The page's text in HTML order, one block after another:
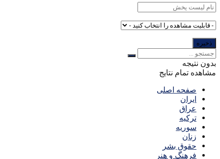
بدون نتیجه
مشاهده تمام نتایج
صفحه اصلی
ایران
عراق
ترکیه
سوریه
زنان
حقوق بشر
فرهنگ و هنر